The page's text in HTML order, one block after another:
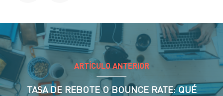
ARTÍCULO ANTERIOR
TASA DE REBOTE O BOUNCE RATE: QUÉ